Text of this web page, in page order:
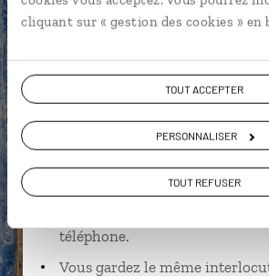
cliquant sur « gestion des cookies » en
TOUT ACCEPTER
PERSONNALISER
TOUT REFUSER
spécialiste Malte
Suivez vos envies et demandez
spécialistes
Ils sauront organiser votre
Échangez en face à face ou
téléphone.
Vous gardez le même